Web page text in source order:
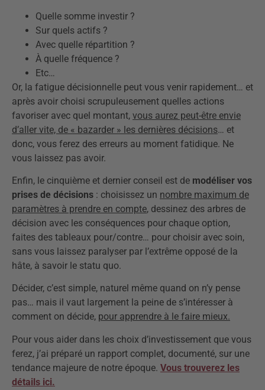
Quelle somme investir ?
Sur quels actifs ?
Avec quelle répartition ?
À quelle fréquence ?
Etc…
Or, la fatigue décisionnelle peut vous venir rapidement… et
après avoir choisi scrupuleusement quelles actions
favoriser avec quel montant, vous aurez peut-être envie
d’aller vite, de « bazarder » les dernières décisions… et
donc, vous ferez des erreurs au moment fatidique. Ne
vous laissez pas avoir.
Enfin, le cinquième et dernier conseil est de modéliser vos
prises de décisions : choisissez un nombre maximum de
paramètres à prendre en compte, dessinez des arbres de
décision avec les conséquences pour chaque option,
faites des tableaux pour/contre… pour choisir avec soin,
sans vous laissez paralyser par l’extrême opposé de la
hâte, à savoir le statu quo.
Décider, c’est simple, naturel même quand on n’y pense
pas… mais il vaut largement la peine de s’intéresser à
comment on décide, pour apprendre à le faire mieux.
Pour vous aider dans les choix d’investissement que vous
ferez, j’ai préparé un rapport complet, documenté, sur une
tendance majeure de notre époque. Vous trouverez les
détails ici.